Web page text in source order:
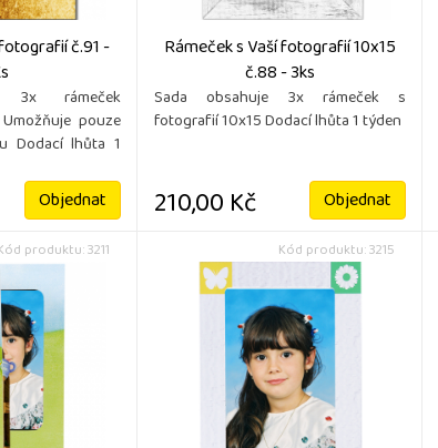
č.91 -
3x rámeček
pouze
Dodací lhůta 1
Objednat
Rámeček s Vaší fotografií 10x15
č.88 - 3ks
Sada obsahuje 3x rámeček s
fotografií 10x15 Dodací lhůta 1 týden
210,00 Kč Objednat
produktu: 3211 Kód produktu: 3215